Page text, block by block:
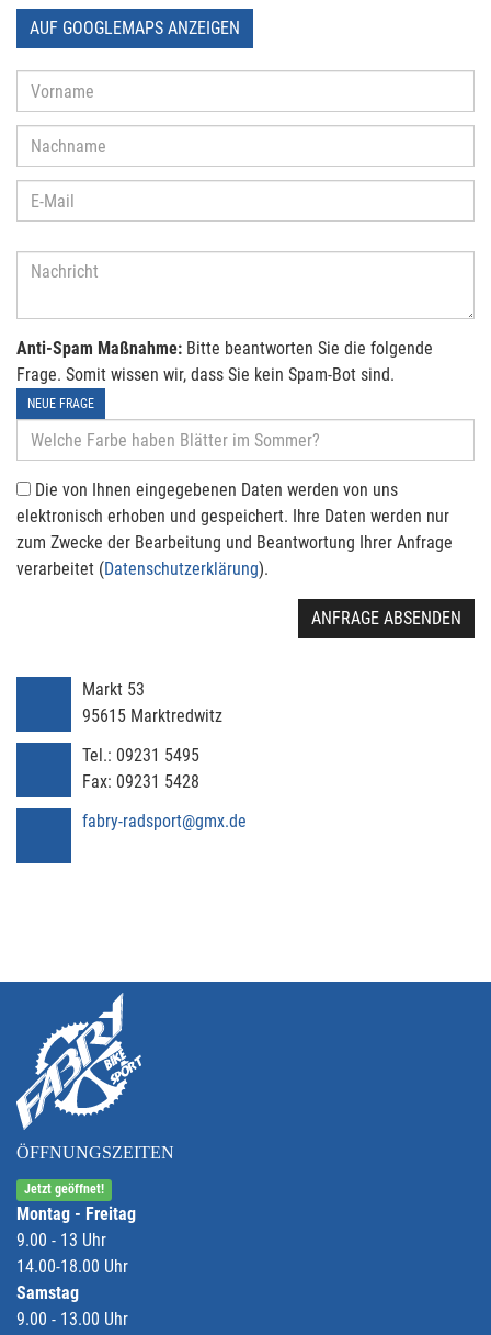
AUF GOOGLEMAPS ANZEIGEN
Anti-Spam Maßnahme: Bitte beantworten Sie die folgende
Frage. Somit wissen wir, dass Sie kein Spam-Bot sind.
NEUE FRAGE
Die von Ihnen eingegebenen Daten werden von uns
elektronisch erhoben und gespeichert. Ihre Daten werden nur
zum Zwecke der Bearbeitung und Beantwortung Ihrer Anfrage
verarbeitet (Datenschutzerklärung).
ANFRAGE ABSENDEN
Markt 53
95615 Marktredwitz
Tel.: 09231 5495
Fax: 09231 5428
fabry-radsport@gmx.de
ÖFFNUNGSZEITEN
Jetzt geöffnet!
Montag - Freitag
9.00 - 13 Uhr
14.00-18.00 Uhr
Samstag
9.00 - 13.00 Uhr